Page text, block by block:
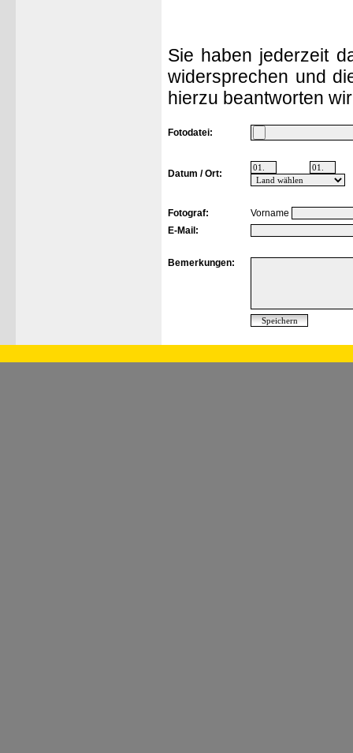
Sie haben jederzeit
widersprechen und
hierzu beantworten
Fotodatei:
Datum / Ort:
Fotograf:
Vorname
E-Mail:
Bemerkungen: